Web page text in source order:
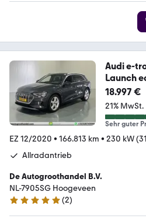
Audi e-
Launch
18.997 €
21% MwSt.
Sehr guter
EZ 12/2020 • 166.813 km • 230 kW
Allradantrieb
De Autogroothandel B.V.
NL-7905SG Hoogeveen
5 Sterne
(2)